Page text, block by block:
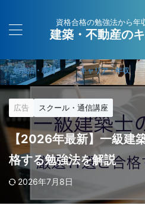
資格合格の勉強法から年
建築・不動産の
勉強法・教材 キャリア・年収
広告 スクール・通信講座
【2026年最新】一級建
格する勉強法を解説
2026年7月8日